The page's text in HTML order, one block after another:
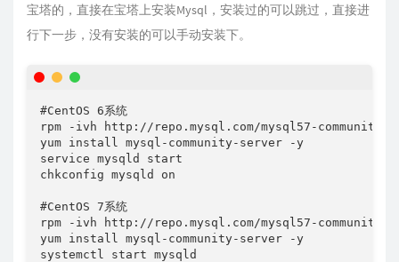
宝塔的，直接在宝塔上安装Mysql，安装过的可以跳过，直接进
行下一步，没有安装的可以手动安装下。
#CentOS 6系统
rpm -ivh http://repo.mysql.com/mysql57-community-
yum install mysql-community-server -y
service mysqld start
chkconfig mysqld on
#CentOS 7系统
rpm -ivh http://repo.mysql.com/mysql57-community-
yum install mysql-community-server -y
systemctl start mysqld